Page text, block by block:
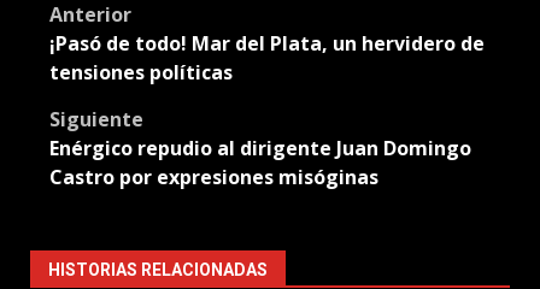
Post
navigation
Anterior
¡Pasó de todo! Mar del Plata, un hervidero de
tensiones políticas
Siguiente
Enérgico repudio al dirigente Juan Domingo
Castro por expresiones misóginas
HISTORIAS RELACIONADAS